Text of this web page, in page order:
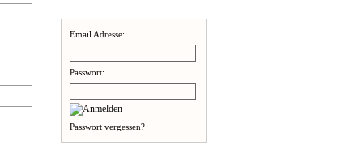
Email Adresse:
Passwort:
Passwort vergessen?